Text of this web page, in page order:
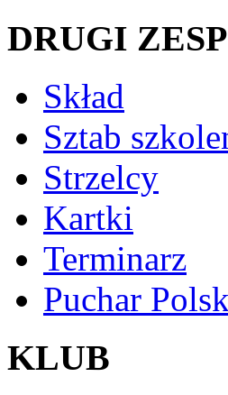
DRUGI
Skład
Sztab
Strzelcy
Kartki
Terminarz
Puchar
KLUB